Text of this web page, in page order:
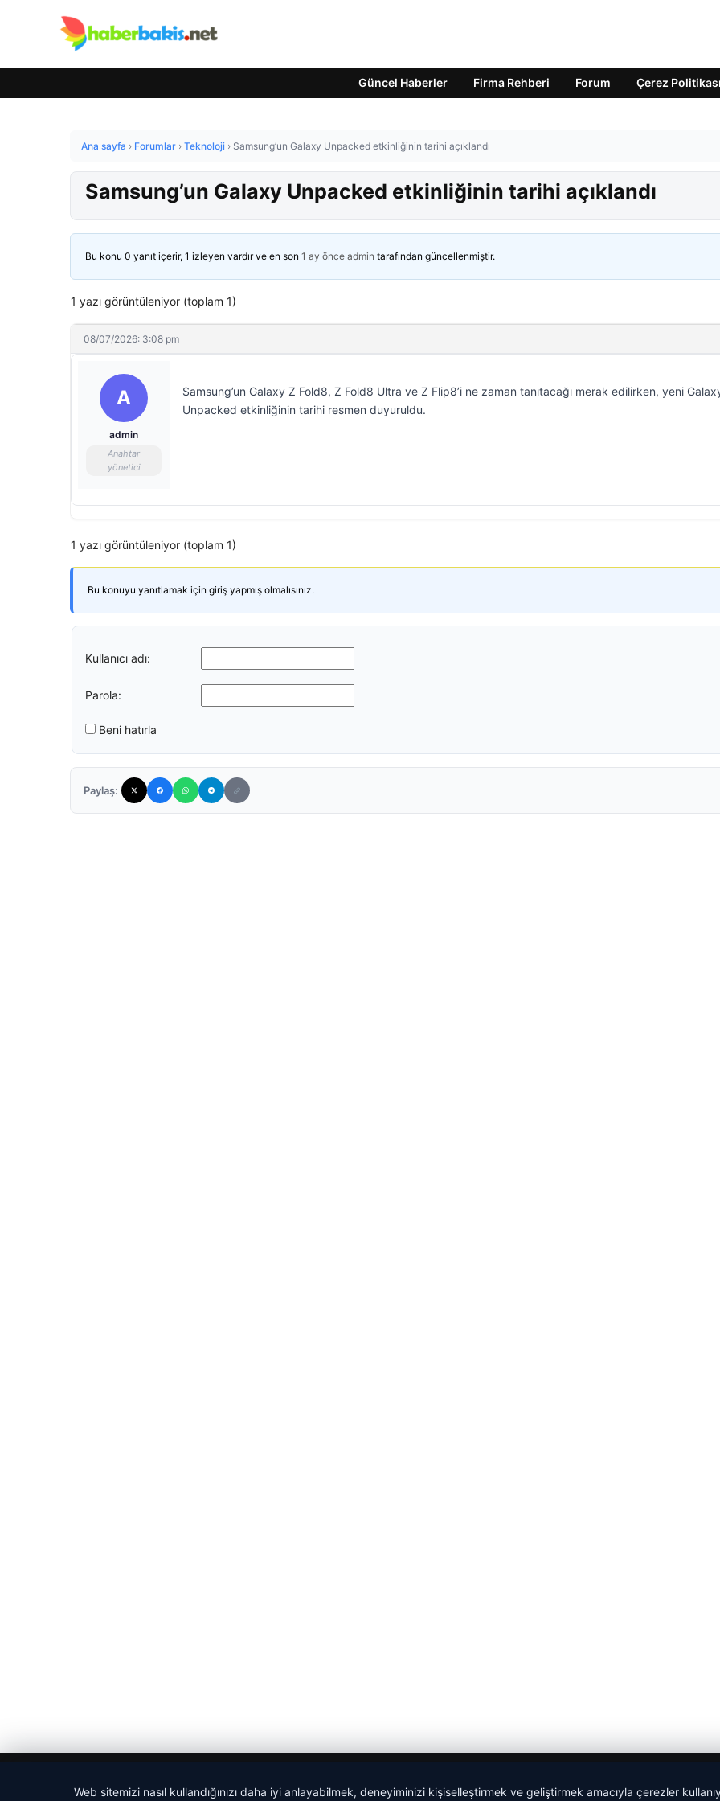
Güncel Haberler Firma Rehberi Forum Çerez Politikası
Ana sayfa › Forumlar › Teknoloji › Samsung’un Galaxy Unpacked etkinliğinin tarihi açıklandı
Samsung’un Galaxy Unpacked etkinliğinin tarihi açıklandı
Bu konu 0 yanıt içerir, 1 izleyen vardır ve en son 1 ay önce admin tarafından güncellenmiştir.
1 yazı görüntüleniyor (toplam 1)
08/07/2026: 3:08 pm
A
admin
Anahtar
yönetici
Samsung’un Galaxy Z Fold8, Z Fold8 Ultra ve Z Flip8’i ne zaman tanıtacağı merak edilirken, yeni
Unpacked etkinliğinin tarihi resmen duyuruldu.
1 yazı görüntüleniyor (toplam 1)
Bu konuyu yanıtlamak için giriş yapmış olmalısınız.
Kullanıcı adı:
Parola:
Beni hatırla
Paylaş:
Web sitemizi nasıl kullandığınızı daha iyi anlayabilmek, deneyiminizi kişiselleştirmek ve geliştirmek amacıyla çerezler